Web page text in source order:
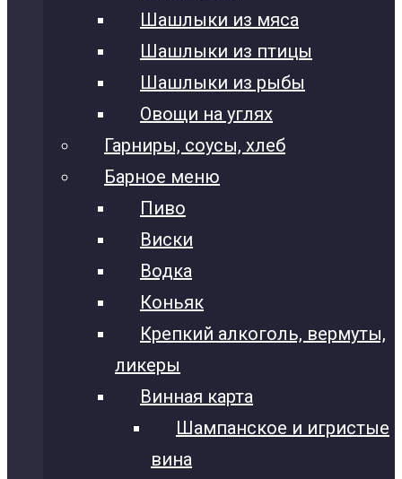
Шашлыки из мяса
Шашлыки из птицы
Шашлыки из рыбы
Овощи на углях
Гарниры, соусы, хлеб
Барное меню
Пиво
Виски
Водка
Коньяк
Крепкий алкоголь, вермуты,
ликеры
Винная карта
Шампанское и игристые
вина